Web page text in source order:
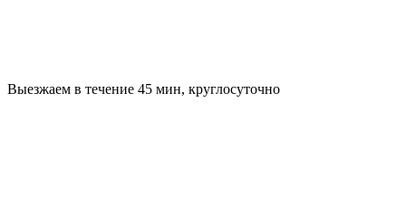
Выезжаем в течение 45 мин, круглосуточно